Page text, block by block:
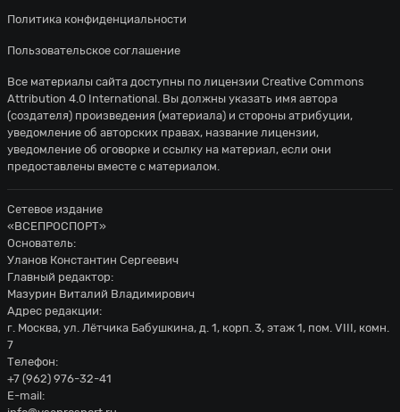
Политика конфиденциальности
Пользовательское соглашение
Все материалы сайта доступны по лицензии Creative Commons
Attribution 4.0 International. Вы должны указать имя автора
(создателя) произведения (материала) и стороны атрибуции,
уведомление об авторских правах, название лицензии,
уведомление об оговорке и ссылку на материал, если они
предоставлены вместе с материалом.
Сетевое издание
«ВСЕПРОСПОРТ»
Основатель:
Уланов Константин Сергеевич
Главный редактор:
Мазурин Виталий Владимирович
Адрес редакции:
г. Москва, ул. Лётчика Бабушкина, д. 1, корп. 3, этаж 1, пом. VIII, комн.
7
Телефон:
+7 (962) 976-32-41
E-mail: